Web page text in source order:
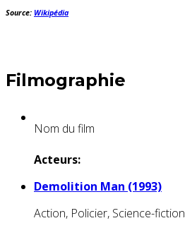
Source: Wikipédia
Filmographie
Nom du film
Acteurs:
Demolition Man (1993)
Action, Policier, Science-fiction